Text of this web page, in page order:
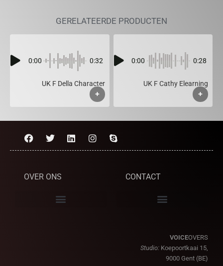
GERELATEERDE PRODUCTEN
0:00 0:32
UK F Della Character
+
0:00 0:28
UK F Cathy Elearning
+
OVER ONS CONTACT
VOICEOVERS
Studio: Koepoortkaai 15,
9000 Gent (BE)